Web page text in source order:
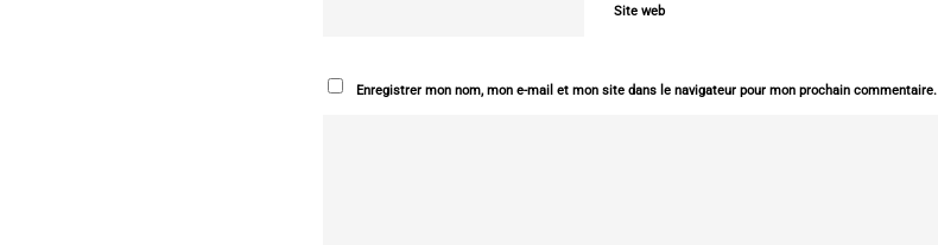
Site web
Enregistrer mon nom, mon e-mail et mon site dans le navigateur pour mon prochain commentaire.